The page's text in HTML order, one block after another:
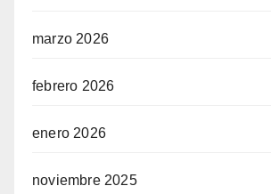
marzo 2026
febrero 2026
enero 2026
noviembre 2025